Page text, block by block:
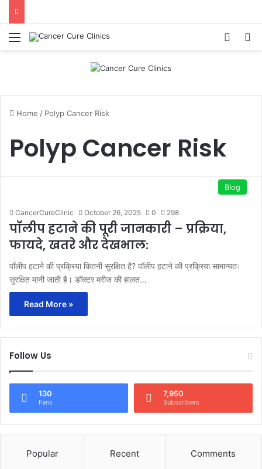
Menu Log In
Home / Polyp Cancer Risk
Polyp Cancer Risk
Blog
CancerCureClinic October 26, 2025 0 298
पॉलीप हटाने की पूरी जानकारी – प्रक्रिया,
फायदे, खतरे और देखभाल:
पॉलीप हटाने की प्रक्रिया कितनी सुरक्षित है? पॉलीप हटाने की प्रक्रिया सामान्यतः
सुरक्षित मानी जाती है। डॉक्टर मरीज की हालत…
Read More »
Follow Us
130
Fans
7,950
Subscribers
Popular Recent Comments